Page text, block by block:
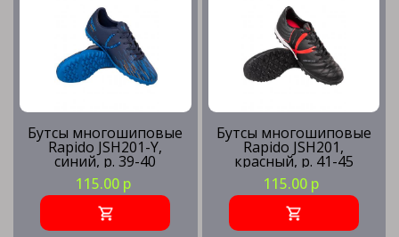
Бутсы многошиповые
Rapido JSH201-Y,
синий, р. 39-40
115.00 р
Бутсы многошиповые
Rapido JSH201,
красный, р. 41-45
115.00 р